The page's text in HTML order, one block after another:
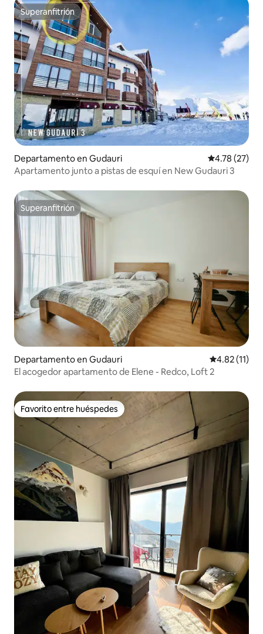
Superanfitrión
Superanfitrión
Departamento en Gudauri Calificación
4.78 (27)
Apartamento junto a pistas de esquí en New Gudauri 3
Superanfitrión
Superanfitrión
Departamento en Gudauri Calificación
4.82 (11)
El acogedor apartamento de Elene - Redco, Loft 2
Favorito entre huéspedes
Favorito entre huéspedes